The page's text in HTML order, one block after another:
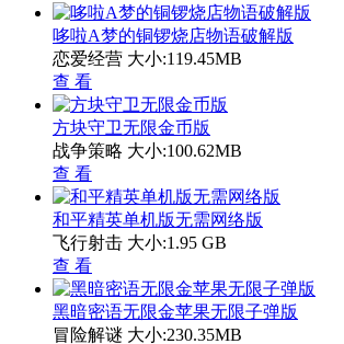
哆啦A梦的铜锣烧店物语破解版
恋爱经营 大小:119.45MB
查 看
方块守卫无限金币版
战争策略 大小:100.62MB
查 看
和平精英单机版无需网络版
飞行射击 大小:1.95 GB
查 看
黑暗密语无限金苹果无限子弹版
冒险解谜 大小:230.35MB